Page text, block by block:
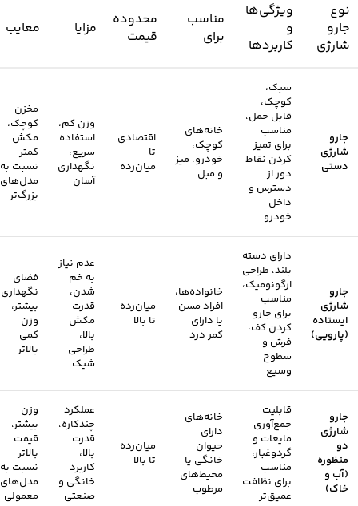
نوع
جارو
شارژی
ویژگی‌ها
و
کاربردها
مناسب
برای
محدوده
قیمت
مزایا معایب
جارو
شارژی
دستی
سبک،
کوچک،
قابل حمل،
مناسب
برای تمیز
کردن نقاط
دور از
دسترس و
داخل
خودرو
خانه‌های
کوچک،
خودرو، میز
و مبل
اقتصادی
تا
میان‌رده
وزن کم،
استفاده
سریع،
نگهداری
آسان
مخزن
کوچک،
مکش
کمتر
نسبت به
مدل‌های
بزرگ‌تر
جارو
شارژی
ایستاده
(پارویی)
دارای دسته
بلند، طراحی
ارگونومیک،
مناسب
برای جارو
کردن کف،
فرش و
سطوح
وسیع
خانواده‌ها،
افراد مسن
یا دارای
کمر درد
میان‌رده
تا بالا
عدم نیاز
به خم
شدن،
قدرت
مکش
بالا،
طراحی
شیک
فضای
نگهداری
بیشتر،
وزن
کمی
بالاتر
جارو
شارژی
دو
منظوره
(آب و
خاک)
قابلیت
جمع‌آوری
مایعات و
گردوغبار،
مناسب
برای نظافت
عمیق‌تر
خانه‌های
دارای
حیوان
خانگی یا
محیط‌های
مرطوب
میان‌رده
تا بالا
عملکرد
چندکاره،
قدرت
بالا،
کاربرد
خانگی و
صنعتی
وزن
بیشتر،
قیمت
بالاتر
نسبت به
مدل‌های
معمولی